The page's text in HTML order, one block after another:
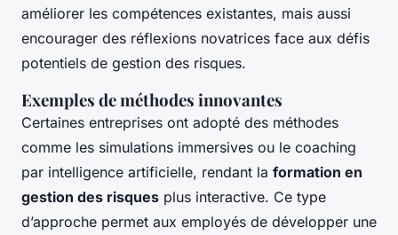
améliorer les compétences existantes, mais aussi
encourager des réflexions novatrices face aux défis
potentiels de gestion des risques.
Exemples de méthodes innovantes
Certaines entreprises ont adopté des méthodes
comme les simulations immersives ou le coaching
par intelligence artificielle, rendant la formation en
gestion des risques plus interactive. Ce type
d’approche permet aux employés de développer une